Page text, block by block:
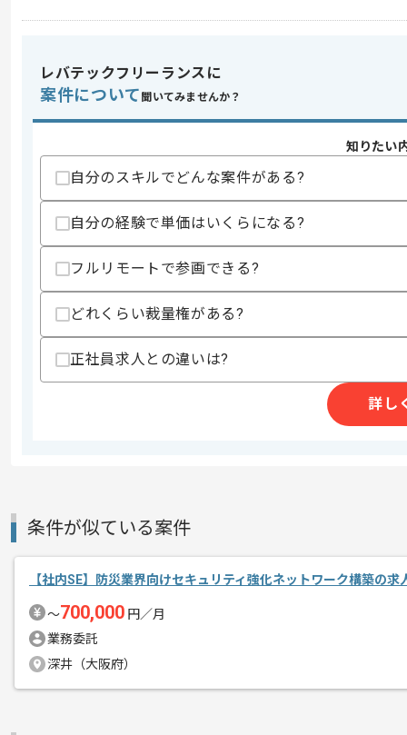
スキル
求めるスキル
・下記を用いた経験
-ExcelVBA
・下記を用いた経験
-WinActorr、RPA
-VBScript
スキルに不安がある方へ
上記に似た経験やスキルをお持ちであれば申
130時間〜170時間
商談回数
作業開始日
2026/06/01
エージェントからのコ
メント
レバテックフリーランスに
案件について 聞いてみませんか？
知りたい
自分のスキルでどんな案件がある?
自分の経験で単価はいくらになる?
フルリモートで参画できる?
どれくらい裁量権がある?
正社員求人との違いは?
詳し
条件が似ている案件
【社内SE】防災業界向けセキュリティ強化ネットワーク構築の求
〜700,000 円／月
業務委託
深井（大阪府）